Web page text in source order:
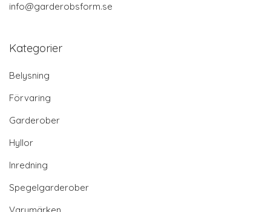
info@garderobsform.se
Kategorier
Belysning
Förvaring
Garderober
Hyllor
Inredning
Spegelgarderober